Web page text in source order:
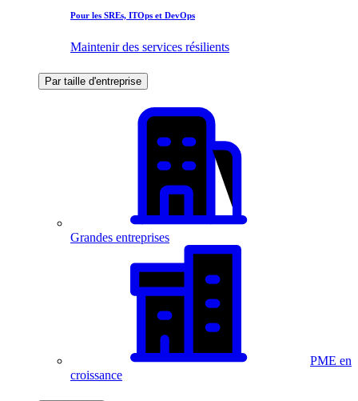
Pour les SREs, ITOps et DevOps
Maintenir des services résilients
Par taille d'entreprise
Grandes entreprises
PME en
croissance